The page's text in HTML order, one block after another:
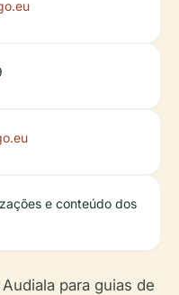
e conteúdo dos
para guias de